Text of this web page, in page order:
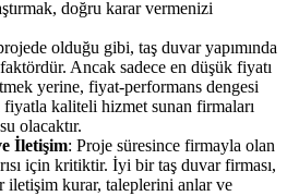
doğru karar vermenizi
olduğu gibi, taş duvar yapımında
Ancak sadece en düşük fiyatı
yerine, fiyat-performans dengesi
kaliteli hizmet sunan firmaları
olacaktır.
İletişim: Proje süresince firmayla olan
için kritiktir. İyi bir taş duvar firması,
iletişim kurar, taleplerini anlar ve